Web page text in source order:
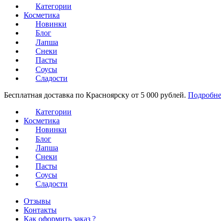
Категории
Косметика
Новинки
Блог
Лапша
Снеки
Пасты
Соусы
Сладости
Бесплатная доставка по Красноярску от 5 000 рублей.
Категории
Косметика
Новинки
Блог
Лапша
Снеки
Пасты
Соусы
Сладости
Отзывы
Контакты
Как оформить заказ ?